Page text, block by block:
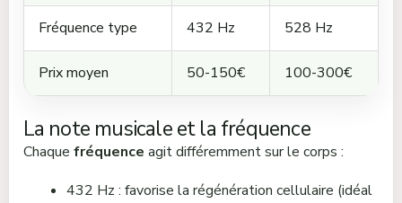
Fréquence type 432 Hz 528 Hz
Prix moyen 50-150€ 100-300€
La note musicale et la fréquence
Chaque fréquence agit différemment sur le corps :
432 Hz : favorise la régénération cellulaire (idéal